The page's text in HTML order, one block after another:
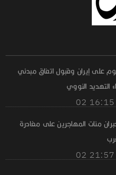
على إيران وقبول اتفاق مبدئي
التهديد النووي
مئات المهاجرين على مغادرة